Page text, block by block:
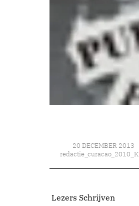
20 DECEMBER 2013
Lezers Schrijven